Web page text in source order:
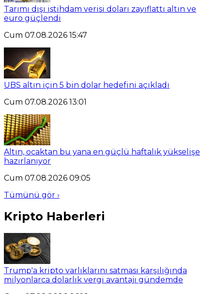
Tarımı dışı istihdam verisi doları zayıflattı altın ve
euro güçlendi
Cum 07.08.2026 15:47
UBS altın için 5 bin dolar hedefini açıkladı
Cum 07.08.2026 13:01
Altın, ocaktan bu yana en güçlü haftalık yükselişe
hazırlanıyor
Cum 07.08.2026 09:05
Tümünü gör ›
Kripto Haberleri
Trump'a kripto varlıklarını satması karşılığında
milyonlarca dolarlık vergi avantajı gündemde